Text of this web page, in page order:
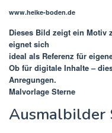
www.heike-boden.de
Dieses Bild zeigt ein Motiv
eignet sich
ideal als Referenz für
Ob für digitale Inhalte –
Anregungen.
Malvorlage Sterne
Ausmalbilder